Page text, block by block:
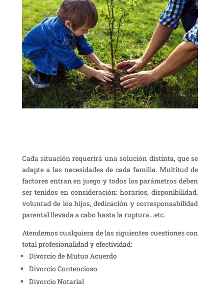
Cada situación requerirá una solución distinta, que se
adapte a las necesidades de cada familia. Multitud de
factores entran en juego y todos los parámetros deben
ser tenidos en consideración: horarios, disponibilidad,
voluntad de los hijos, dedicación y corresponsabilidad
parental llevada a cabo hasta la ruptura…etc.
Atendemos cualquiera de las siguientes cuestiones con
total profesionalidad y efectividad:
Divorcio de Mutuo Acuerdo
Divorcio Contencioso
Divorcio Notarial